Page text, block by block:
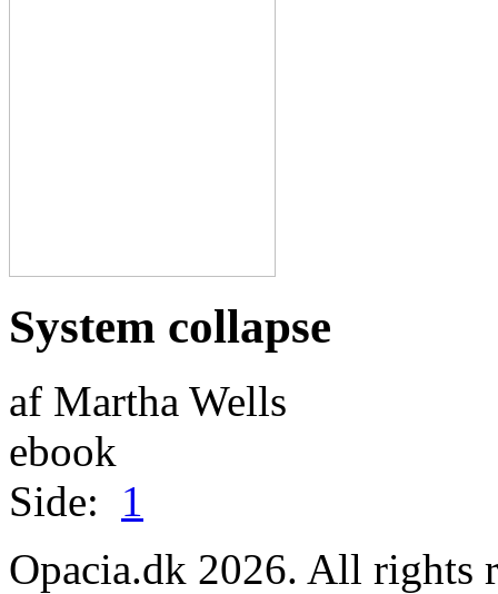
System collapse
af Martha Wells
ebook
Side: 1
Opacia.dk 2026. All rights